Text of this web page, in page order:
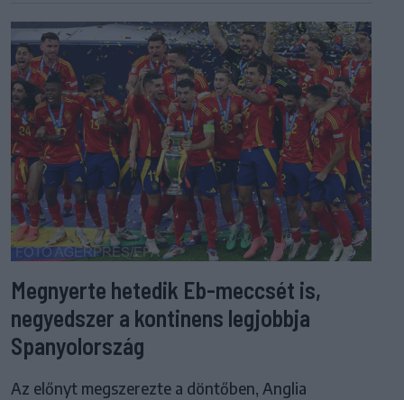
Megnyerte hetedik Eb-meccsét is,
negyedszer a kontinens legjobbja
Spanyolország
Az előnyt megszerezte a döntőben, Anglia